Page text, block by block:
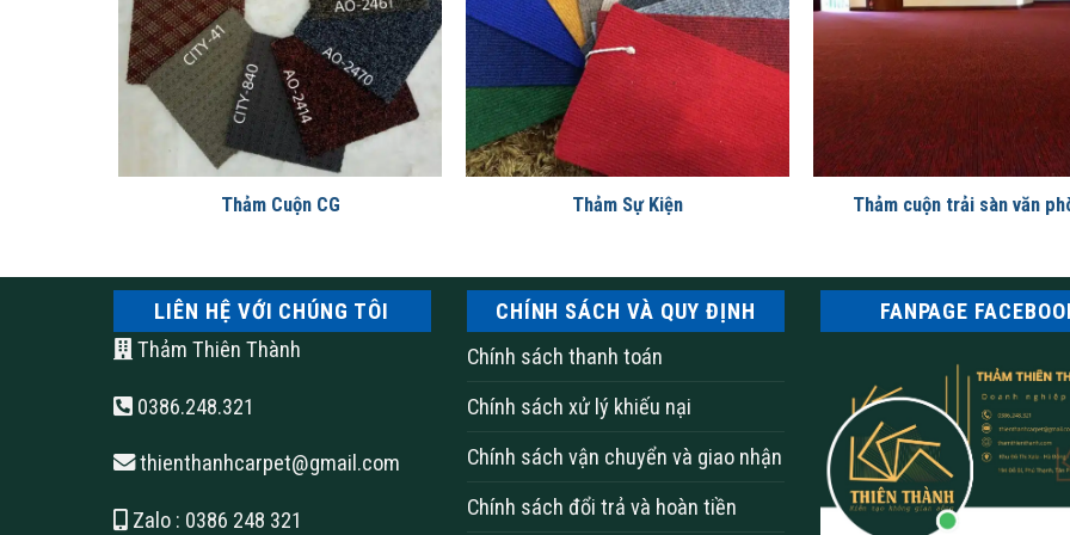
Thảm trải phòng khách sạn
Lợi ích của việc sử dụng thảm trải phòng khách sạn Wilton trong
Thảm khách sạn Wilton là một lựa chọn lý tưởng cho ngành công nghiệp du lịch với nhiều lợi ích đáng kể.
của khách hàng.
Một trong những ưu điểm quan trọng của thảm Wilton là tính linh hoạt trong thiết kế. Thảm trải phòng này
và phong cách của từng khách sạn, từ các mẫu hoa văn truyền thống đến thiết kế hiện đại và độc đáo. Điều
hút sự chú ý từ du khách.
Thảm Cuộn CG Thảm Sự Kiện Thảm cuộn trải sàn văn
LIÊN HỆ VỚI CHÚNG TÔI
Thảm Thiên Thành
0386.248.321
thienthanhcarpet@gmail.com
Zalo : 0386 248 321
CHÍNH SÁCH VÀ QUY ĐỊNH
Chính sách thanh toán
Chính sách xử lý khiếu nại
Chính sách vận chuyển và giao nhận
Chính sách đổi trả và hoàn tiền
FANPAGE